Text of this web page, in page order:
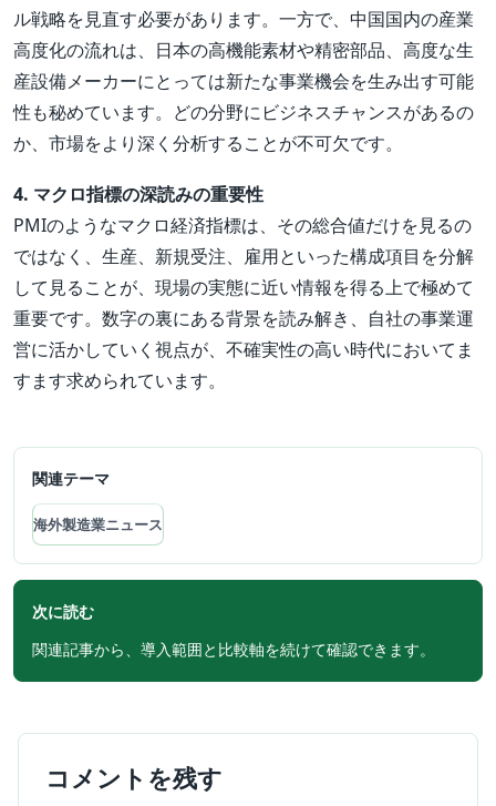
ル戦略を見直す必要があります。一方で、中国国内の産業
高度化の流れは、日本の高機能素材や精密部品、高度な生
産設備メーカーにとっては新たな事業機会を生み出す可能
性も秘めています。どの分野にビジネスチャンスがあるの
か、市場をより深く分析することが不可欠です。
4. マクロ指標の深読みの重要性
PMIのようなマクロ経済指標は、その総合値だけを見るの
ではなく、生産、新規受注、雇用といった構成項目を分解
して見ることが、現場の実態に近い情報を得る上で極めて
重要です。数字の裏にある背景を読み解き、自社の事業運
営に活かしていく視点が、不確実性の高い時代においてま
すます求められています。
関連テーマ
海外製造業ニュース
次に読む
関連記事から、導入範囲と比較軸を続けて確認できます。
コメントを残す